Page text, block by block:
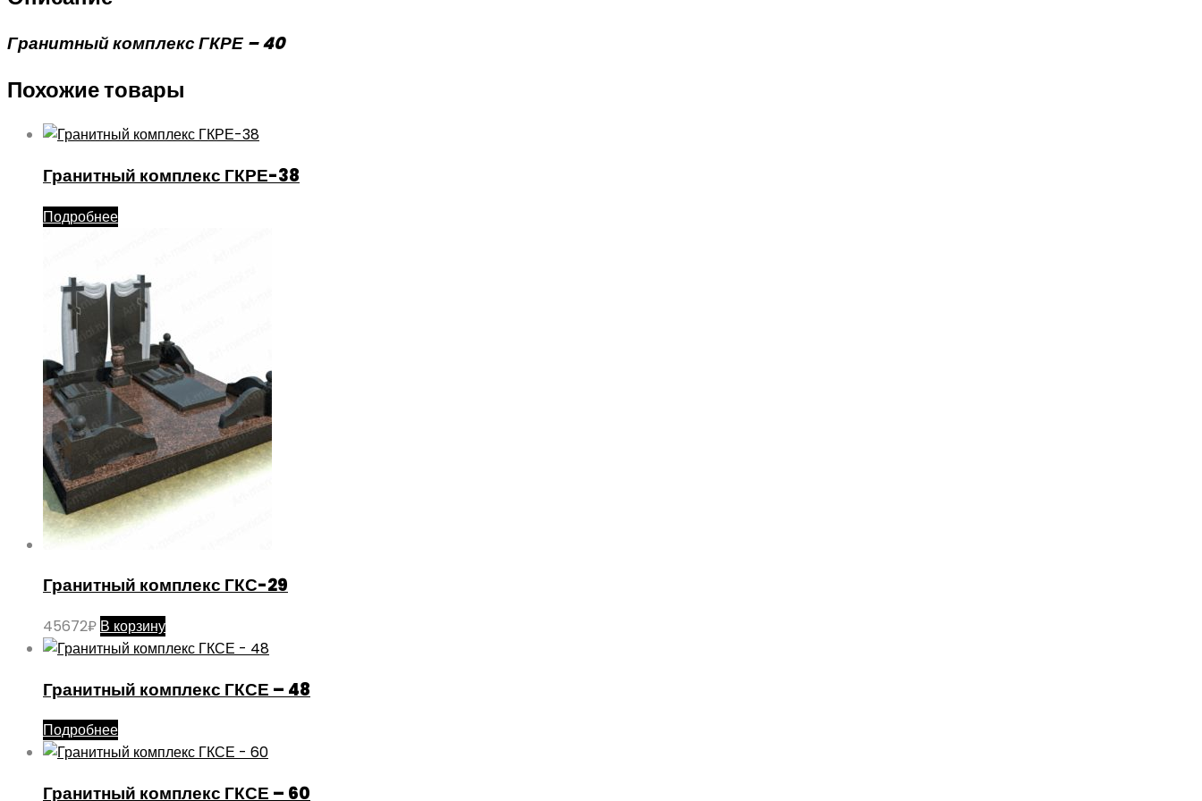
Гранитный комплекс ГКРЕ – 40
Похожие товары
Гранитный комплекс ГКРЕ-38
Подробнее
Гранитный комплекс ГКС-29
45672₽ В корзину
Гранитный комплекс ГКСЕ – 48
Подробнее
Гранитный комплекс ГКСЕ – 60